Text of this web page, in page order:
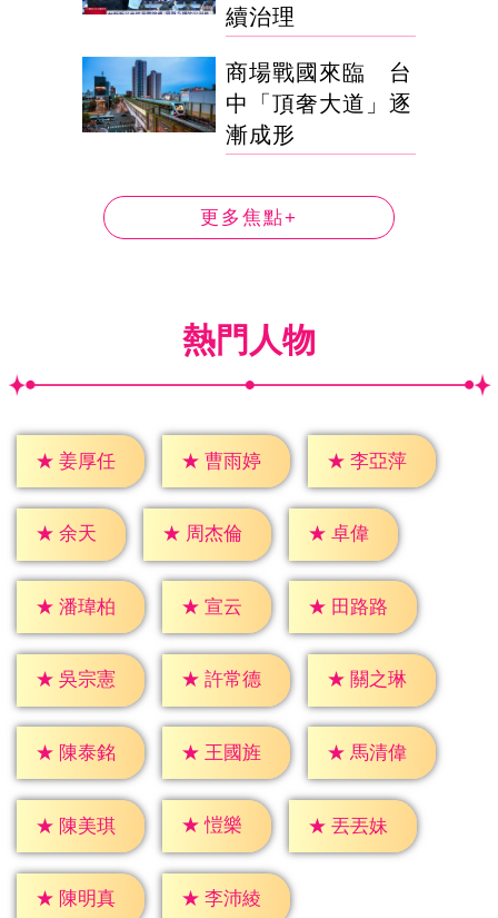
續治理
商場戰國來臨 台
中「頂奢大道」逐
漸成形
更多焦點+
熱門人物
★ 姜厚任 ★ 曹雨婷 ★ 李亞萍
★ 余天 ★ 周杰倫 ★ 卓偉
★ 潘瑋柏 ★ 宣云 ★ 田路路
★ 吳宗憲 ★ 許常德 ★ 關之琳
★ 陳泰銘 ★ 王國旌 ★ 馬清偉
★ 陳美琪 ★ 愷樂 ★ 丟丟妹
★ 陳明真 ★ 李沛綾